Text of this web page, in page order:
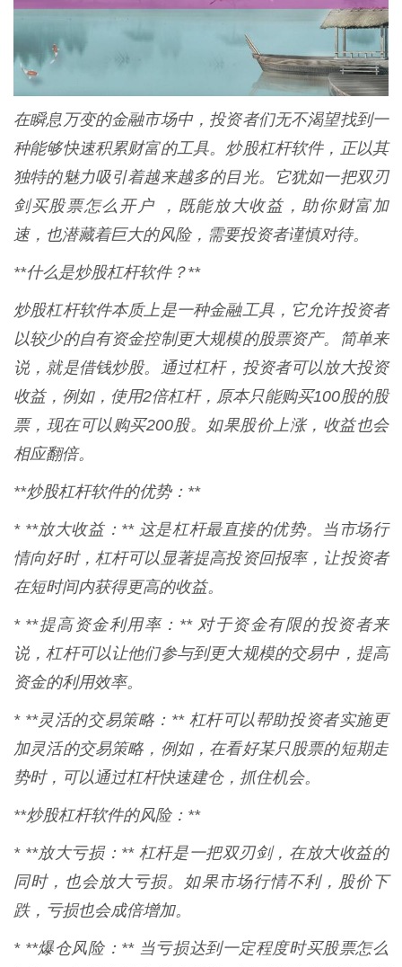
在瞬息万变的金融市场中，投资者们无不渴望找到一
种能够快速积累财富的工具。炒股杠杆软件，正以其
独特的魅力吸引着越来越多的目光。它犹如一把双刃
剑买股票怎么开户 ，既能放大收益，助你财富加
速，也潜藏着巨大的风险，需要投资者谨慎对待。
**什么是炒股杠杆软件？**
炒股杠杆软件本质上是一种金融工具，它允许投资者
以较少的自有资金控制更大规模的股票资产。简单来
说，就是借钱炒股。通过杠杆，投资者可以放大投资
收益，例如，使用2倍杠杆，原本只能购买100股的股
票，现在可以购买200股。如果股价上涨，收益也会
相应翻倍。
**炒股杠杆软件的优势：**
* **放大收益：** 这是杠杆最直接的优势。当市场行
情向好时，杠杆可以显著提高投资回报率，让投资者
在短时间内获得更高的收益。
* **提高资金利用率：** 对于资金有限的投资者来
说，杠杆可以让他们参与到更大规模的交易中，提高
资金的利用效率。
* **灵活的交易策略：** 杠杆可以帮助投资者实施更
加灵活的交易策略，例如，在看好某只股票的短期走
势时，可以通过杠杆快速建仓，抓住机会。
**炒股杠杆软件的风险：**
* **放大亏损：** 杠杆是一把双刃剑，在放大收益的
同时，也会放大亏损。如果市场行情不利，股价下
跌，亏损也会成倍增加。
* **爆仓风险：** 当亏损达到一定程度时买股票怎么